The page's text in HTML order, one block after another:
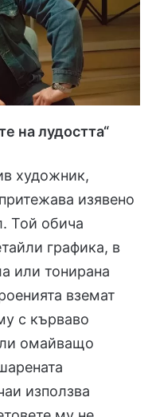
на лудостта“
художник,
изявено
Той обича
графика, в
или тонирана
вземат
с кърваво
омайващо
използва